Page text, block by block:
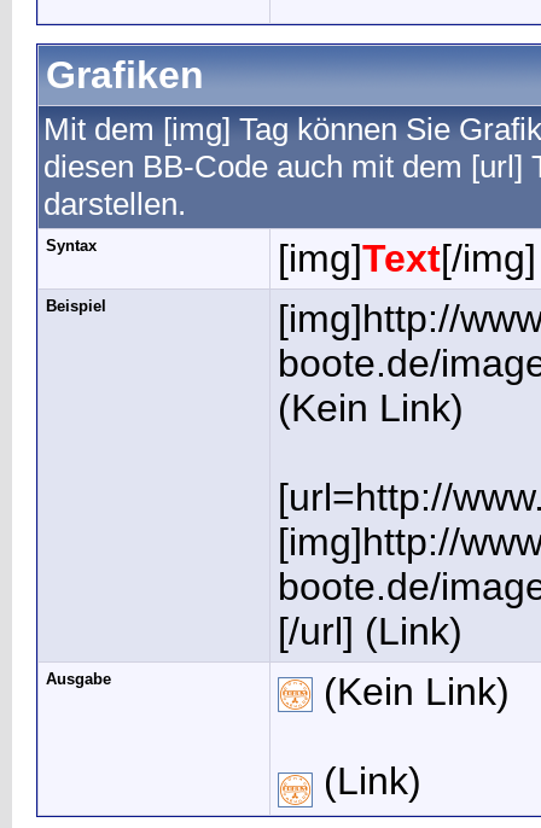
Grafiken
Mit dem [img] Tag können Sie
diesen BB-Code auch mit dem [url]
darstellen.
Syntax [img]Text[/img]
Beispiel
[img]http://
boote.de/
(Kein Link)
[url=http://
[img]http://
boote.de/
[/url] (Link)
Ausgabe (Kein Link)
(Link)